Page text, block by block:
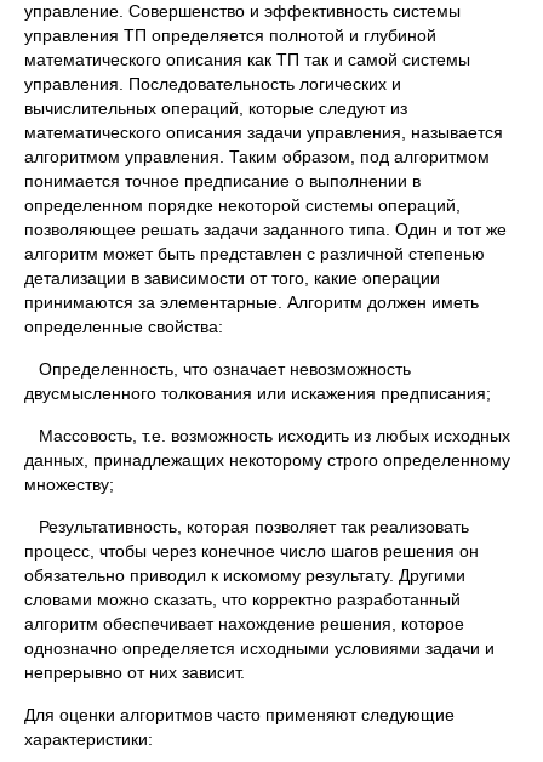
управление. Совершенство и эффективность системы
управления ТП определяется полнотой и глубиной
математического описания как ТП так и самой системы
управления. Последовательность логических и
вычислительных операций, которые следуют из
математического описания задачи управления, называется
алгоритмом управления. Таким образом, под алгоритмом
понимается точное предписание о выполнении в
определенном порядке некоторой системы операций,
позволяющее решать задачи заданного типа. Один и тот же
алгоритм может быть представлен с различной степенью
детализации в зависимости от того, какие операции
принимаются за элементарные. Алгоритм должен иметь
определенные свойства:
Определенность, что означает невозможность
двусмысленного толкования или искажения предписания;
Массовость, т.е. возможность исходить из любых исходных
данных, принадлежащих некоторому строго определенному
множеству;
Результативность, которая позволяет так реализовать
процесс, чтобы через конечное число шагов решения он
обязательно приводил к искомому результату. Другими
словами можно сказать, что корректно разработанный
алгоритм обеспечивает нахождение решения, которое
однозначно определяется исходными условиями задачи и
непрерывно от них зависит.
Для оценки алгоритмов часто применяют следующие
характеристики: